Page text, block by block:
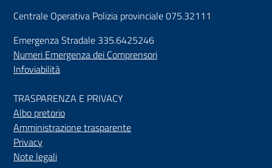
Centrale Operativa Polizia provinciale 075.32111
Emergenza Stradale 335.6425246
Numeri Emergenza dei Comprensori
Infoviabilità
TRASPARENZA E PRIVACY
Albo pretorio
Amministrazione trasparente
Privacy
Note legali